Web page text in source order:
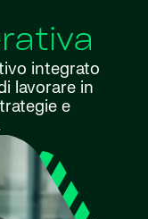
integrato
lavorare in
e